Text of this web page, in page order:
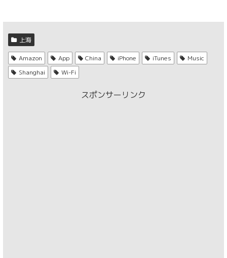
上海
Amazon App China iPhone iTunes
Music
Shanghai
Wi-Fi
スポンサーリンク